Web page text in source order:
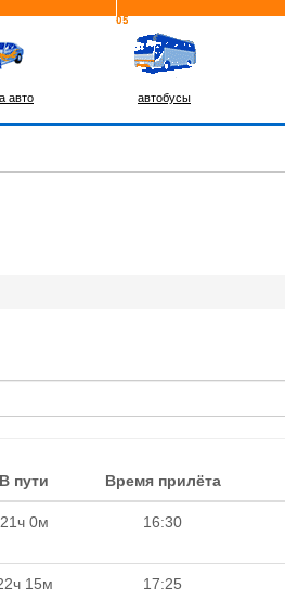
авто автобусы
В пути Время прилёта
21ч 0м 16:30
15м 17:25